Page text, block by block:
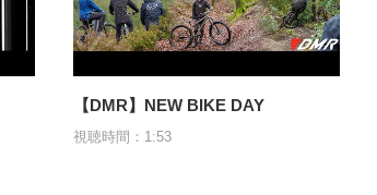
【DMR】NEW BIKE DAY
視聴時間：1:53